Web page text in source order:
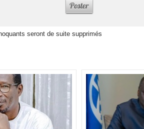
seront de suite supprimés